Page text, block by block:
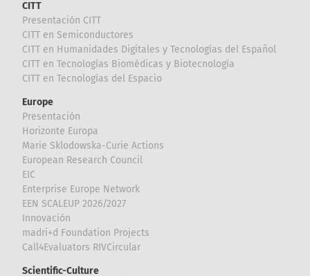
CITT
Presentación CITT
CITT en Semiconductores
CITT en Humanidades Digitales y Tecnologías del Español
CITT en Tecnologías Biomédicas y Biotecnología
CITT en Tecnologías del Espacio
Europe
Presentación
Horizonte Europa
Marie Sklodowska-Curie Actions
European Research Council
EIC
Enterprise Europe Network
EEN SCALEUP 2026/2027
Innovación
madri+d Foundation Projects
Call4Evaluators RIVCircular
Scientific-Culture